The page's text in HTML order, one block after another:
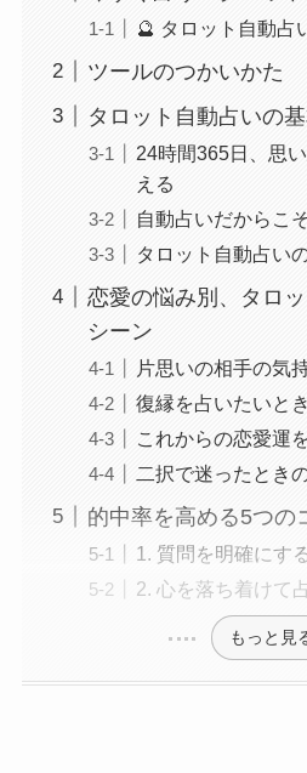
🔮 タロット自動占
ツールのつかいかた
タロット自動占いの
24時間365日、思
える
自動占いだからこ
タロット自動占い
恋愛の悩み別、タロ
シーン
片思いの相手の気
復縁を占いたいとき
これからの恋愛運
二択で迷ったとき
的中率を高める5つの
1. 質問を明確にす
2. 心を落ち着けて
もっと見